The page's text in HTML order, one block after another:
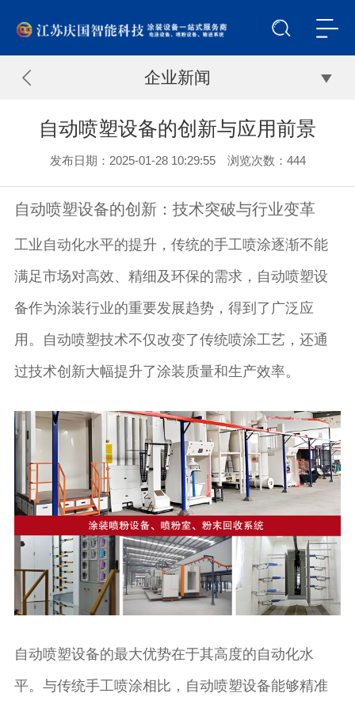
企业新闻
自动喷塑设备的创新与应用前景
发布日期：2025-01-28 10:29:55 浏览次数： 444
自动喷塑设备的创新：技术突破与行业变革
工业自动化水平的提升，传统的手工喷涂逐渐不能
满足市场对高效、精细及环保的需求，自动喷塑设
备作为涂装行业的重要发展趋势，得到了广泛应
用。自动喷塑技术不仅改变了传统喷涂工艺，还通
过技术创新大幅提升了涂装质量和生产效率。
自动喷塑设备的最大优势在于其高度的自动化水
平。与传统手工喷涂相比，自动喷塑设备能够精准